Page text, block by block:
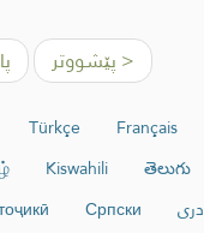
< پێشووتر
Français
Türkçe
తెలుగు
Kiswahili
دری Српски